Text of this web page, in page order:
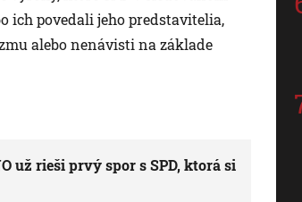
ich povedali jeho predstavitelia,
alebo nenávisti na základe
už rieši prvý spor s SPD, ktorá si